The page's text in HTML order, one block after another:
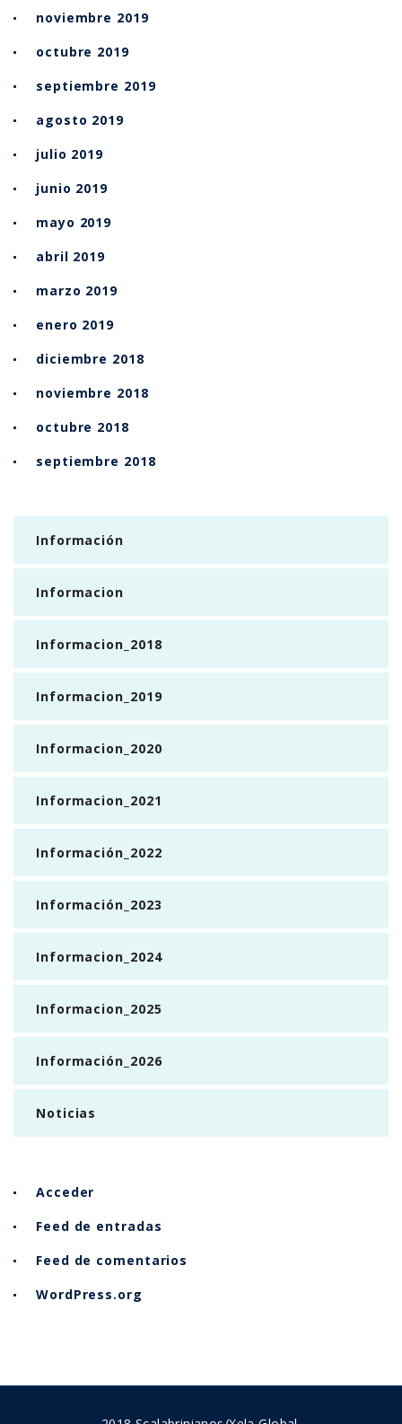
noviembre 2019
octubre 2019
septiembre 2019
agosto 2019
julio 2019
junio 2019
mayo 2019
abril 2019
marzo 2019
enero 2019
diciembre 2018
noviembre 2018
octubre 2018
septiembre 2018
Información
Informacion
Informacion_2018
Informacion_2019
Informacion_2020
Informacion_2021
Información_2022
Información_2023
Informacion_2024
Informacion_2025
Información_2026
Noticias
Acceder
Feed de entradas
Feed de comentarios
WordPress.org